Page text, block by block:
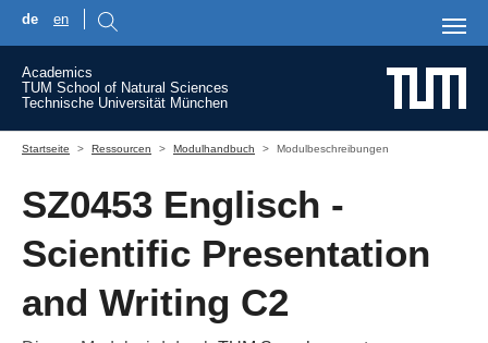
de en
Academics
TUM School of Natural Sciences
Technische Universität München
Startseite
Ressourcen Modulhandbuch Modulbeschreibungen
SZ0453 Englisch -
Scientific Presentation
and Writing C2